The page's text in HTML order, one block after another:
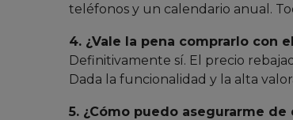
teléfonos y un calendario anual.
4. ¿Vale la pena comprarlo con
Definitivamente sí. El precio
Dada la funcionalidad y la alta
5. ¿Cómo puedo asegurarme